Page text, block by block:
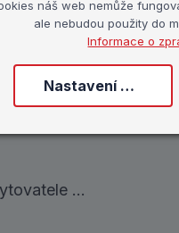
Prev-Centrum
vzájemně propojené
prevence rizikového
podílí na ochraně
...
náš web nemůže
ale nebudou použity do
Informace o
Nastavení cookies